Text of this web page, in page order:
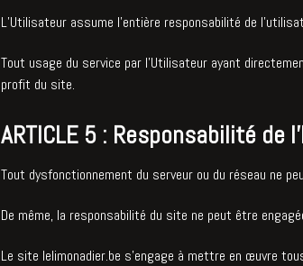
L’Utilisateur assume l’entière responsabilité de
Tout usage du service par l'Utilisateur ayant
profit du site.
ARTICLE 5 : Responsabilité de
Tout dysfonctionnement du serveur ou du réseau ne
De même, la responsabilité du site ne peut être
Le site lelimonadier.be s'engage à mettre en œuvre